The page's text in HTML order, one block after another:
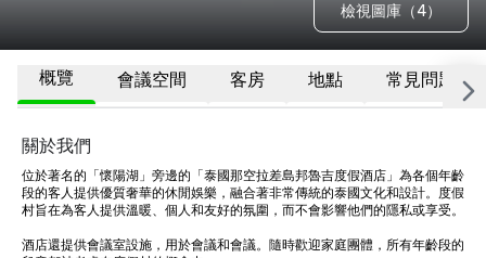
檢視圖庫（4）
概覽 會議空間 客房 地點 常見問題
關於我們
位於著名的「懷陽湖」旁邊的「泰國那空拉差島邦魯吉度假酒店」為各個年齡
段的客人提供優質奢華的休閒娛樂，融合著非常傳統的泰國文化和設計。度假
村旨在為客人提供溫暖、個人和友好的氛圍，而不會影響他們的隱私或享受。
酒店還提供會議室設施，用於會議和會議。隨時歡迎家庭團體，所有年齡段的